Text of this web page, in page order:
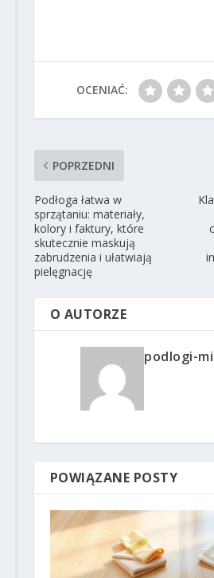
OCENIAĆ:
POPRZEDNI
Podłoga łatwa w
sprzątaniu: materiały,
kolory i faktury, które
skutecznie maskują
zabrudzenia i ułatwiają
pielęgnację
O AUTORZE
podlogi-
POWIĄZANE POSTY